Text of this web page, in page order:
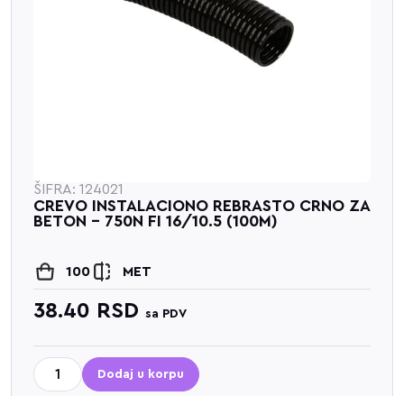
ŠIFRA: 124021
CREVO INSTALACIONO REBRASTO CRNO ZA
BETON - 750N FI 16/10.5 (100M)
100 MET
38.40 RSD sa PDV
Dodaj u korpu